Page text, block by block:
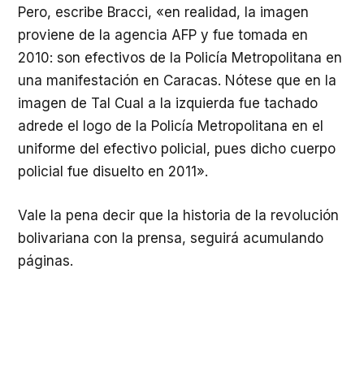
Pero, escribe Bracci, «en realidad, la imagen
proviene de la agencia AFP y fue tomada en
2010: son efectivos de la Policía Metropolitana en
una manifestación en Caracas. Nótese que en la
imagen de Tal Cual a la izquierda fue tachado
adrede el logo de la Policía Metropolitana en el
uniforme del efectivo policial, pues dicho cuerpo
policial fue disuelto en 2011».
Vale la pena decir que la historia de la revolución
bolivariana con la prensa, seguirá acumulando
páginas.